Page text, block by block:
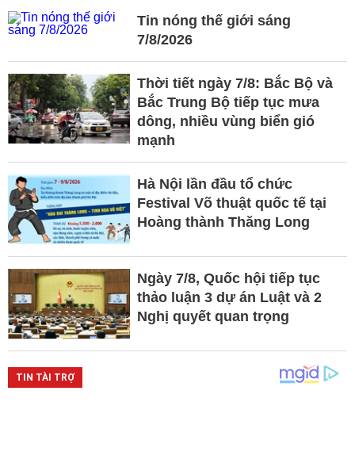
Tin nóng thế giới sáng
7/8/2026
Thời tiết ngày 7/8: Bắc Bộ và
Bắc Trung Bộ tiếp tục mưa
dông, nhiều vùng biển gió
mạnh
Hà Nội lần đầu tổ chức
Festival Võ thuật quốc tế tại
Hoàng thành Thăng Long
Ngày 7/8, Quốc hội tiếp tục
thảo luận 3 dự án Luật và 2
Nghị quyết quan trọng